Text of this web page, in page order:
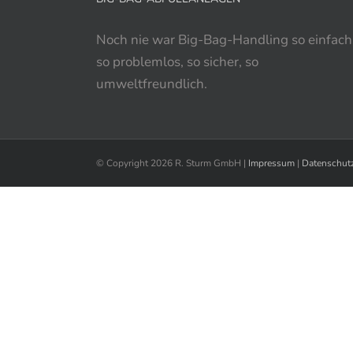
Noch nie war Big-Bag-Handling so
so problemlos, so sicher, so
umweltfreundlich.
© Copyright 2026 R. Sturm GmbH | Impressum |